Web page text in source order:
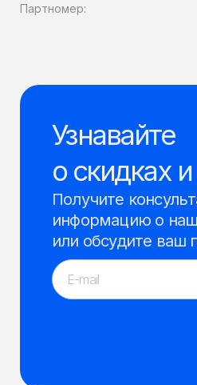
Партномер:
Узнавайте
о скидках
Получите
информацию о
или обсудите ваш